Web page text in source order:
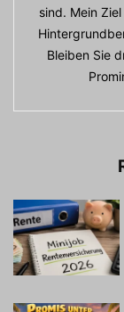
sind. Mein
Bleiben Sie